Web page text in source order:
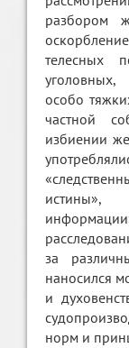
разбором
телесных
особо
частной
избиении
истины»,
за
наносился
и
норм и